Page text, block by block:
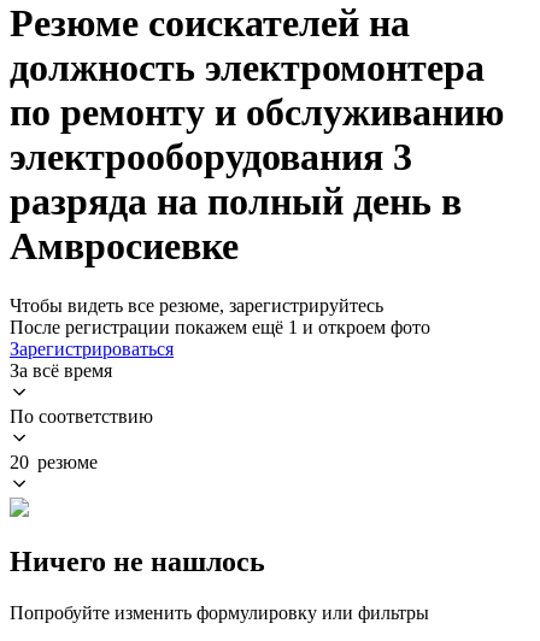
Резюме соискателей на
должность электромонтера
по ремонту и обслуживанию
электрооборудования 3
разряда на полный день в
Амвросиевке
Чтобы видеть все резюме, зарегистрируйтесь
После регистрации покажем ещё 1 и откроем фото
Зарегистрироваться
За всё время
По соответствию
20 резюме
Ничего не нашлось
Попробуйте изменить формулировку или фильтры